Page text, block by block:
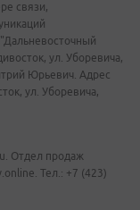
связи,
ул. Уборевича,
Юрьевич. Адрес
ул. Уборевича,
Отдел продаж
Тел.: +7 (423)